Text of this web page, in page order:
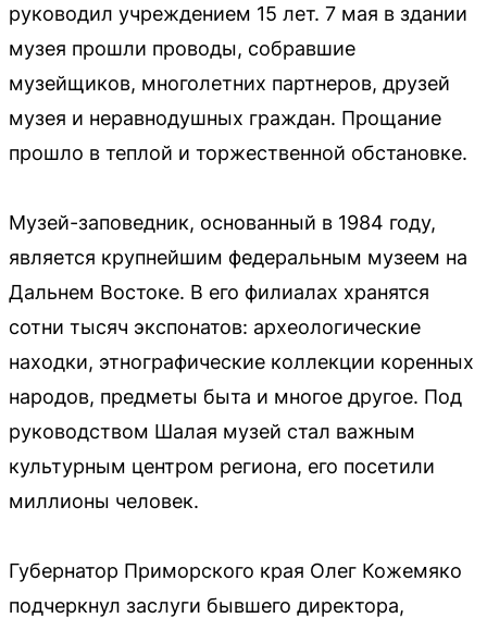
руководил учреждением 15 лет. 7 мая в здании
музея прошли проводы, собравшие
музейщиков, многолетних партнеров, друзей
музея и неравнодушных граждан. Прощание
прошло в теплой и торжественной обстановке.
Музей-заповедник, основанный в 1984 году,
является крупнейшим федеральным музеем на
Дальнем Востоке. В его филиалах хранятся
сотни тысяч экспонатов: археологические
находки, этнографические коллекции коренных
народов, предметы быта и многое другое. Под
руководством Шалая музей стал важным
культурным центром региона, его посетили
миллионы человек.
Губернатор Приморского края Олег Кожемяко
подчеркнул заслуги бывшего директора,